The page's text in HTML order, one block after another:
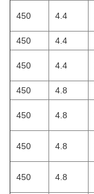
450 4.4
450
4.4
450 4.4
450
4.8
450 4.8
450 4.8
450 4.8